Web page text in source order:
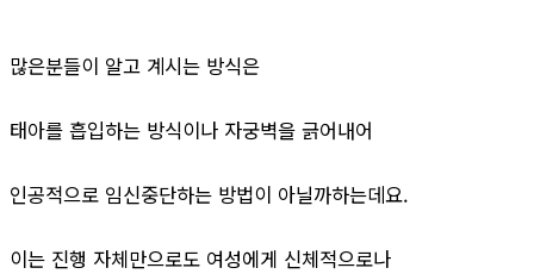
많은분들이 알고 계시는 방식은
태아를 흡입하는 방식이나 자궁벽을 긁어내어
인공적으로 임신중단하는 방법이 아닐까하는데요.
이는 진행 자체만으로도 여성에게 신체적으로나